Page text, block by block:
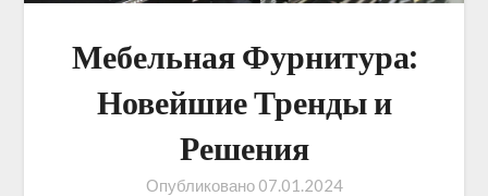
Мебельная Фурнитура:
Новейшие Тренды и
Решения
Опубликовано 07.01.2024